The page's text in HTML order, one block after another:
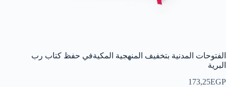
الفتوحات المدنية بتخفيف المنهجية المكيةفي حفظ كتاب رب
البرية
173,25EGP